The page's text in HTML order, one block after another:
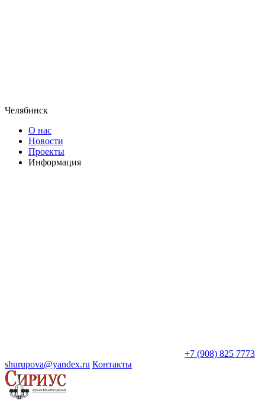
Челябинск
О нас
Новости
Проекты
Информация
+7 (908) 825 7773
shurupova@yandex.ru Контакты